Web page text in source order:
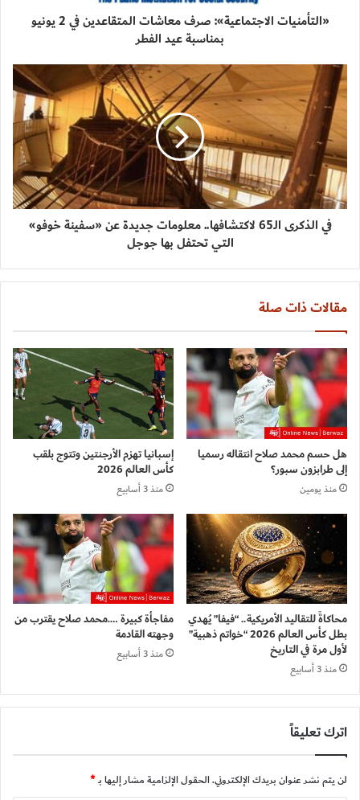
«التأمنيات الاجتماعية»: صرف معاشات المتقاعدين في 2 يونيو
بمناسبة عيد الفطر
في الذكرى الـ65 لاكتشافها.. معلومات جديدة عن «سفينة خوفو»
التي تحتفل بها جوجل
مقالات ذات صلة
هل حسم محمد صلاح انتقاله رسميا
إلى طرابزون سبور؟
منذ يومين
إسبانيا تهزم الأرجنتين وتتوج بلقب
كأس العالم 2026
منذ 3 أسابيع
محاكاةً للتقاليد الأمريكية.. “فيفا” يُهدي
بطل كأس العالم 2026 “خواتم ذهبية”
لأول مرة في التاريخ
منذ 3 أسابيع
مفاجأة كبيرة ….محمد صلاح يقترب من
وجهته القادمة
منذ 3 أسابيع
اترك تعليقاً
لن يتم نشر عنوان بريدك الإلكتروني.الحقول الإلزامية مشار إليها بـ*